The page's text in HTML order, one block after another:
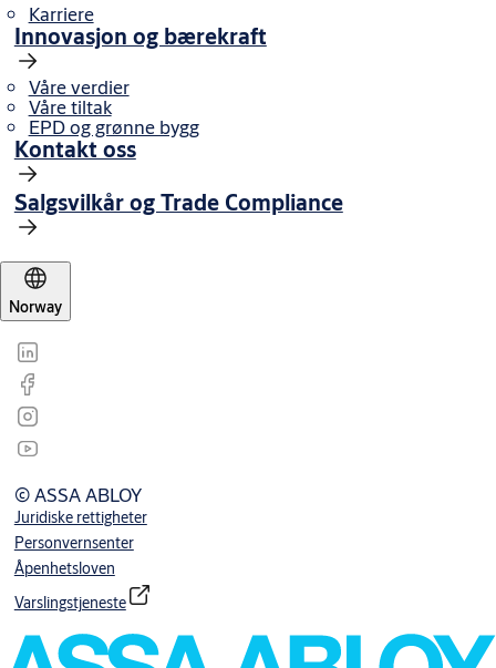
Karriere
Innovasjon og bærekraft
Våre verdier
Våre tiltak
EPD og grønne bygg
Kontakt oss
Salgsvilkår og Trade Compliance
Norway
© ASSA ABLOY
Juridiske rettigheter
Personvernsenter
Åpenhetsloven
Varslingstjeneste